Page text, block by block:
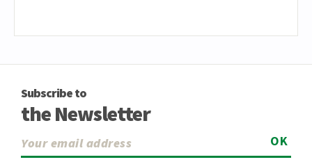
Subscribe to
the Newsletter
OK